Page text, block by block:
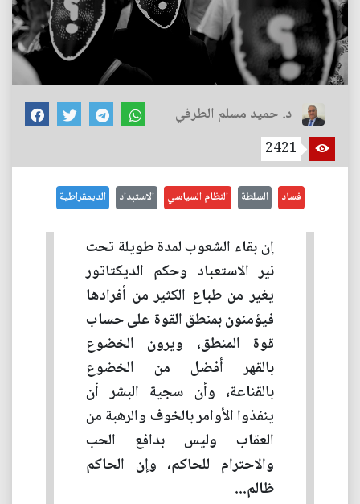
د. حميد مسلم الطرفي
2421
فساد السلطة النظام السياسي الاستبداد الديمقراطية
إن بقاء الشعوب لمدة طويلة تحت
نير الاستعباد وحكم الديكتاتور
يغير من طباع الكثير من أفرادها
فيؤمنون بمنطق القوة على حساب
قوة المنطق، ويرون الخضوع
بالقهر أفضل من الخضوع
بالقناعة، وأن سجية البشر أن
ينفذوا الأوامر بالخوف والرهبة من
العقاب وليس بدافع الحب
والاحترام للحاكم، وإن الحاكم
ظالم...